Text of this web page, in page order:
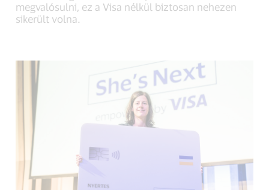
megvalósulni, ez a Visa nélkül biztosan nehezen
sikerült volna.